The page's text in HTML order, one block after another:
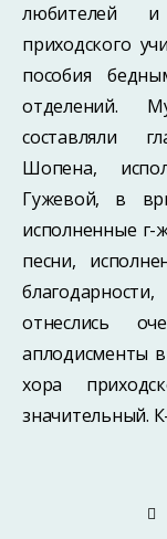
любителей
приходского
пособия
отделений.
составляли
Шопена,
Гужевой, в
исполненные
песни,
отнеслись
аплодисменты
хора
значительный.